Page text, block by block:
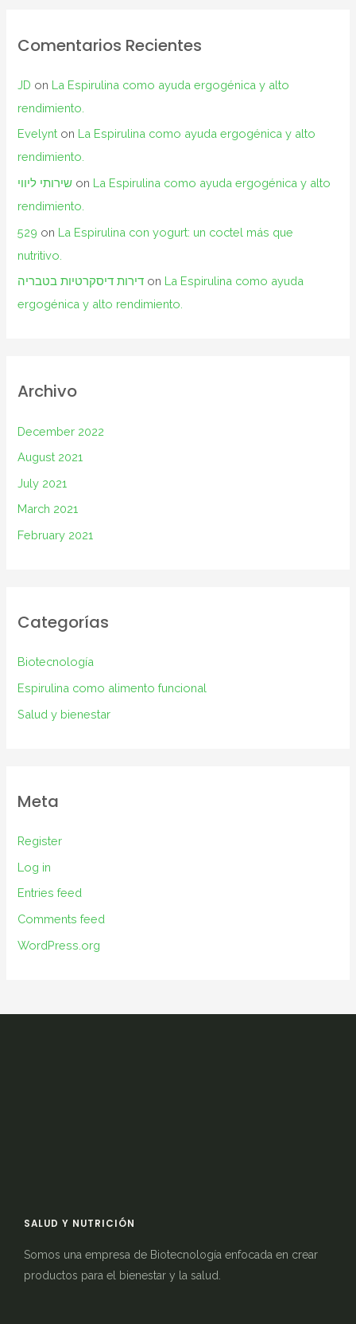
Comentarios Recientes
JD on La Espirulina como ayuda ergogénica y alto
rendimiento.
Evelynt on La Espirulina como ayuda ergogénica y alto
rendimiento.
שירותי ליווי on La Espirulina como ayuda ergogénica y alto
rendimiento.
529 on La Espirulina con yogurt: un coctel más que
nutritivo.
דירות דיסקרטיות בטבריה on La Espirulina como ayuda
ergogénica y alto rendimiento.
Archivo
December 2022
August 2021
July 2021
March 2021
February 2021
Categorías
Biotecnología
Espirulina como alimento funcional
Salud y bienestar
Meta
Register
Log in
Entries feed
Comments feed
WordPress.org
SALUD Y NUTRICIÓN
Somos una empresa de Biotecnología enfocada en crear
productos para el bienestar y la salud.